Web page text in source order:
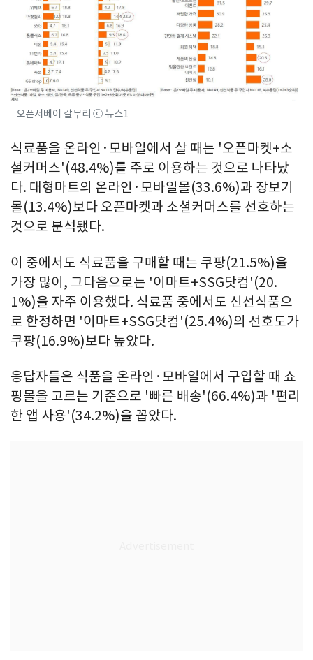
오픈서베이 갈무리 ⓒ 뉴스1
식료품을 온라인·모바일에서 살 때는 '오픈마켓+소
셜커머스'(48.4%)를 주로 이용하는 것으로 나타났
다. 대형마트의 온라인·모바일몰(33.6%)과 장보기
몰(13.4%)보다 오픈마켓과 소셜커머스를 선호하는
것으로 분석됐다.
이 중에서도 식료품을 구매할 때는 쿠팡(21.5%)을
가장 많이, 그다음으로는 '이마트+SSG닷컴'(20.
1%)을 자주 이용했다. 식료품 중에서도 신선식품으
로 한정하면 '이마트+SSG닷컴'(25.4%)의 선호도가
쿠팡(16.9%)보다 높았다.
응답자들은 식품을 온라인·모바일에서 구입할 때 쇼
핑몰을 고르는 기준으로 '빠른 배송'(66.4%)과 '편리
한 앱 사용'(34.2%)을 꼽았다.